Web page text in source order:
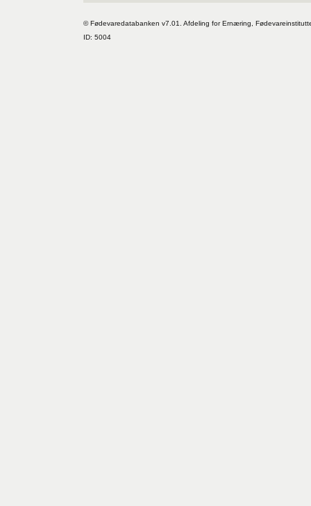
© Fødevaredatabanken v7.01. Afdeling for Ernæring,
ID: 5004